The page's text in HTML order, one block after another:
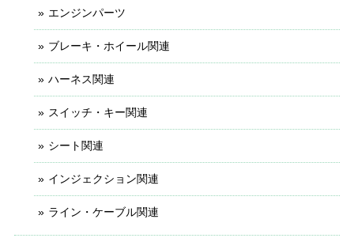
エンジンパーツ
ブレーキ・ホイール関連
ハーネス関連
スイッチ・キー関連
シート関連
インジェクション関連
ライン・ケーブル関連